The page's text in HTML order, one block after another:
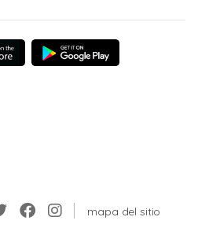
mapa del sitio